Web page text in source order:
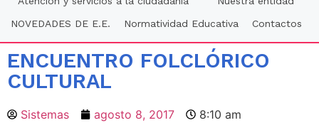
NOVEDADES DE E.E.
Normatividad Educativa Contactos
ENCUENTRO FOLCLÓRICO
CULTURAL
Sistemas agosto 8, 2017 8:10 am